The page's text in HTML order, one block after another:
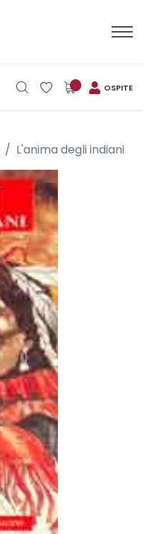
OSPITE
L'anima degli indiani